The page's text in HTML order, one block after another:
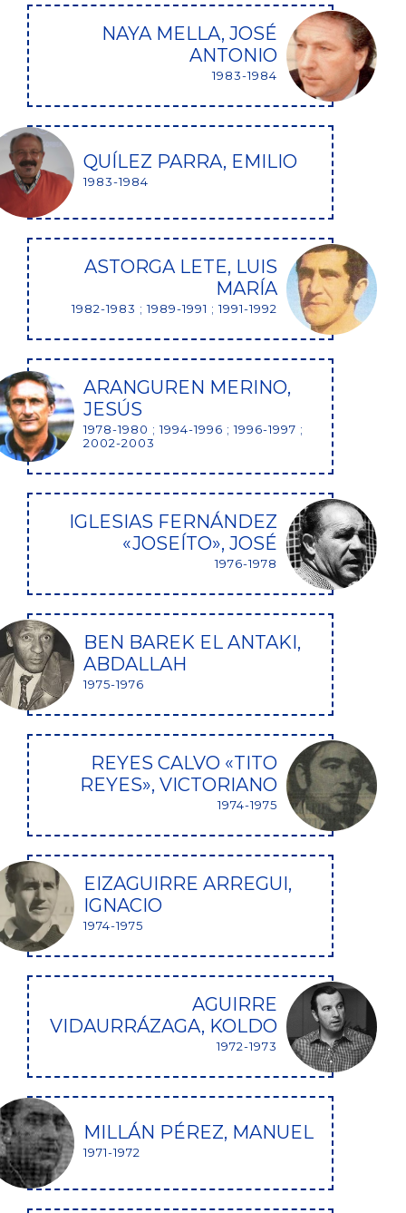
NAYA MELLA, JOSÉ
ANTONIO
1983-1984
QUÍLEZ PARRA, EMILIO
1983-1984
ASTORGA LETE, LUIS
MARÍA
1982-1983 ; 1989-1991 ; 1991-1992
ARANGUREN MERINO,
JESÚS
1978-1980 ; 1994-1996 ; 1996-1997 ;
2002-2003
IGLESIAS FERNÁNDEZ
«JOSEÍTO», JOSÉ
1976-1978
BEN BAREK EL ANTAKI,
ABDALLAH
1975-1976
REYES CALVO «TITO
REYES», VICTORIANO
1974-1975
EIZAGUIRRE ARREGUI,
IGNACIO
1974-1975
AGUIRRE
VIDAURRÁZAGA, KOLDO
1972-1973
MILLÁN PÉREZ, MANUEL
1971-1972